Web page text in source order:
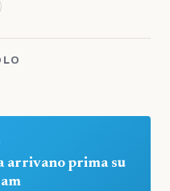
arrivano prima su